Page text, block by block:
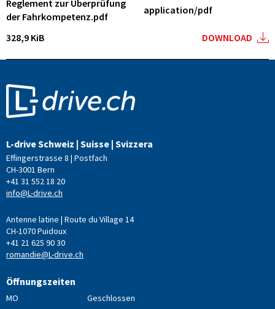
Reglement zur Überprüfung
der Fahrkompetenz.pdf
application/pdf
328,9 KiB DOWNLOAD
L-drive Schweiz | Suisse | Svizzera
Effingerstrasse 8 | Postfach
CH-3001 Bern
+41 31 552 18 20
info@L-drive.ch
Antenne latine | Route du Village 14
CH-1070 Puidoux
+41 21 625 90 30
romandie@L-drive.ch
Öffnungszeiten
MO
Geschlossen